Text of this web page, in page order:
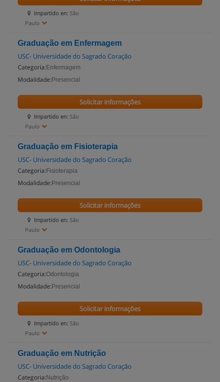
Impartido en: São
Paulo
Graduação em Enfermagem
USC- Universidade do Sagrado Coração
Categoria: Enfermagem
Modalidade: Presencial
Impartido en: São
Paulo
Solicitar informações
Graduação em Fisioterapia
USC- Universidade do Sagrado Coração
Categoria: Fisioterapia
Modalidade: Presencial
Impartido en: São
Paulo
Solicitar informações
Graduação em Odontologia
USC- Universidade do Sagrado Coração
Categoria:Odontologia
Modalidade: Presencial
Impartido en: São
Paulo
Solicitar informações
Graduação em Nutrição
USC- Universidade do Sagrado Coração
Categoria: Nutrição